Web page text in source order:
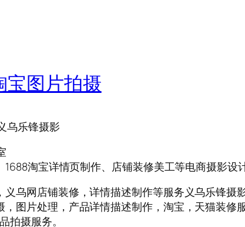
宝图片拍摄
乌乐锋摄影
淘宝详情页制作、店铺装修美工等电商摄影设
乌网店铺装修，详情描述制作等服务义乌乐锋摄
图片处理，产品详情描述制作，淘宝，天猫装修
拍摄服务。